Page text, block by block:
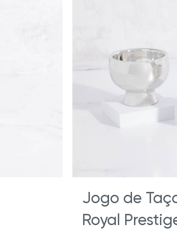
Jogo de
Royal